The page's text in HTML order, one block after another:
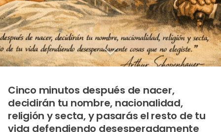
Cinco minutos después de nacer,
decidirán tu nombre, nacionalidad,
religión y secta, y pasarás el resto de tu
vida defendiendo desesperadamente